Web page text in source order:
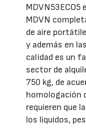
MDVN53ECO5
MDVN
de aire
y además en
calidad es un
sector de
750 kg, de
homologación
requieren que
los líquidos,